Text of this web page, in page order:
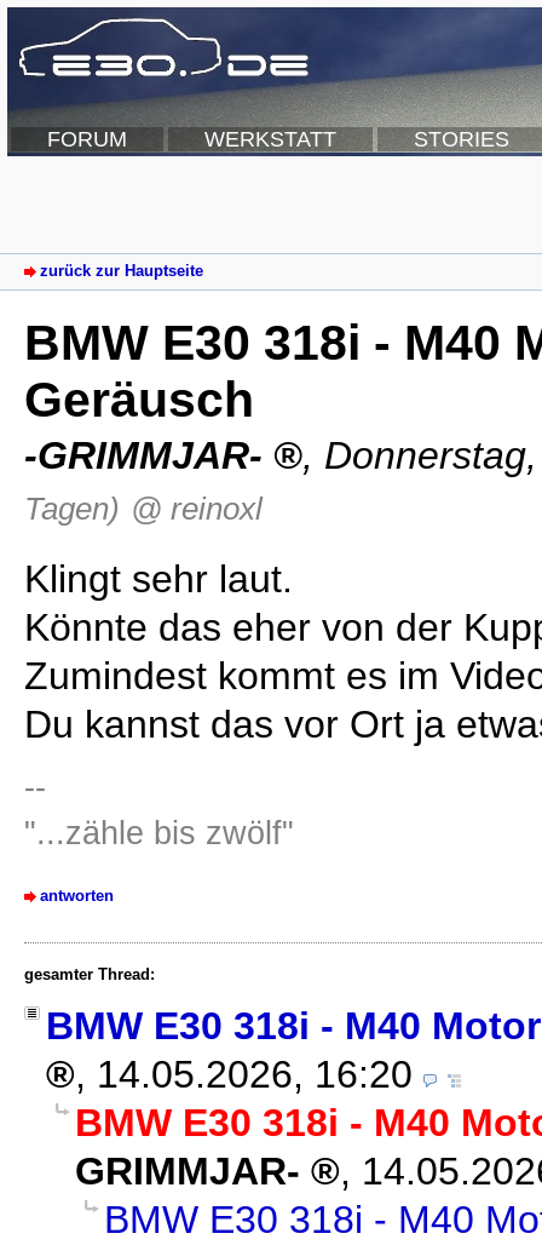
FORUM WERKSTATT STORIES
zurück zur Hauptseite
BMW E30 318i - M40
Geräusch
-GRIMMJAR- ,
Tagen) @ reinoxl
Klingt sehr laut.
Könnte das eher von der
Zumindest kommt es im
Du kannst das vor Ort ja
--
"...zähle bis zwölf"
antworten
gesamter Thread:
BMW E30 318i - M40
, 14.05.2026, 16:20
BMW E30 318i - M40
GRIMMJAR-
,
BMW E30 318i - M40